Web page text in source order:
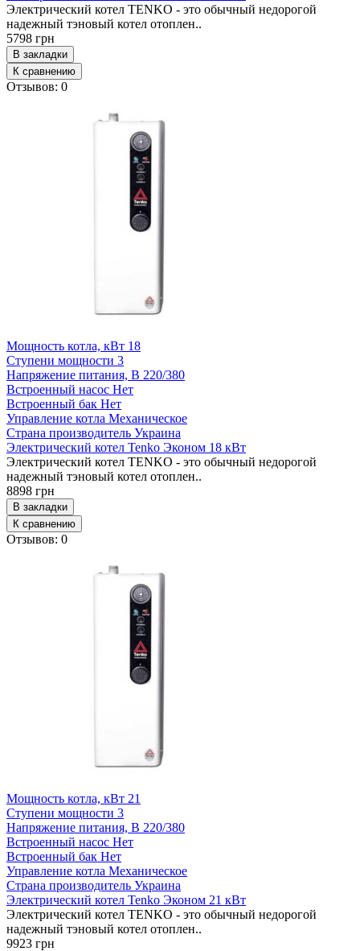
Электрический котел TENKO - это обычный недорогой
надежный тэновый котел отоплен..
5798 грн
В закладки
К сравнению
Отзывов: 0
Мощность котла, кВт 18
Ступени мощности 3
Напряжение питания, В 220/380
Встроенный насос Нет
Встроенный бак Нет
Управление котла Механическое
Страна производитель Украина
Электрический котел Tenko Эконом 18 кВт
Электрический котел TENKO - это обычный недорогой
надежный тэновый котел отоплен..
8898 грн
В закладки
К сравнению
Отзывов: 0
Мощность котла, кВт 21
Ступени мощности 3
Напряжение питания, В 220/380
Встроенный насос Нет
Встроенный бак Нет
Управление котла Механическое
Страна производитель Украина
Электрический котел Tenko Эконом 21 кВт
Электрический котел TENKO - это обычный недорогой
надежный тэновый котел отоплен..
9923 грн